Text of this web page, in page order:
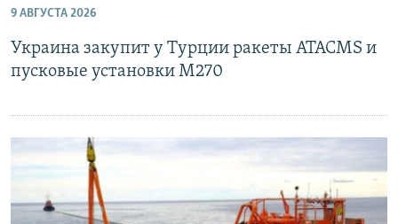
9 АВГУСТА 2026
Украина закупит у Турции ракеты ATACMS и
пусковые установки M270